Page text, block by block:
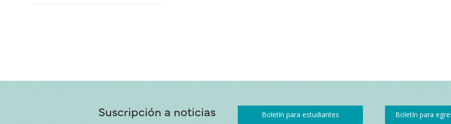
Suscripción a noticias